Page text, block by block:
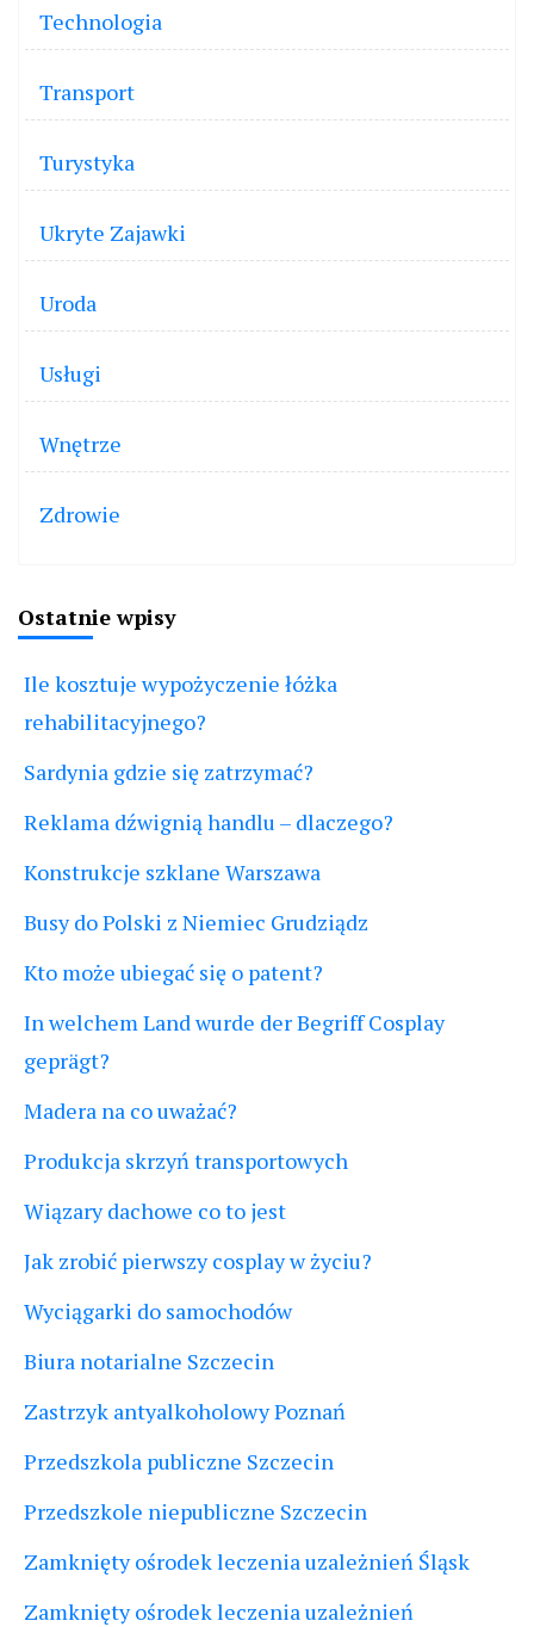
Technologia
Transport
Turystyka
Ukryte Zajawki
Uroda
Usługi
Wnętrze
Zdrowie
Ostatnie wpisy
Ile kosztuje wypożyczenie łóżka
rehabilitacyjnego?
Sardynia gdzie się zatrzymać?
Reklama dźwignią handlu – dlaczego?
Konstrukcje szklane Warszawa
Busy do Polski z Niemiec Grudziądz
Kto może ubiegać się o patent?
In welchem Land wurde der Begriff Cosplay
geprägt?
Madera na co uważać?
Produkcja skrzyń transportowych
Wiązary dachowe co to jest
Jak zrobić pierwszy cosplay w życiu?
Wyciągarki do samochodów
Biura notarialne Szczecin
Zastrzyk antyalkoholowy Poznań
Przedszkola publiczne Szczecin
Przedszkole niepubliczne Szczecin
Zamknięty ośrodek leczenia uzależnień Śląsk
Zamknięty ośrodek leczenia uzależnień